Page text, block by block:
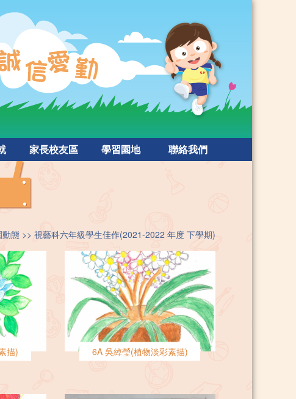
家長校友區 學習園地 聯絡我們
動態 視藝科六年級學生佳作(2021-2022 年度 下學期)
描) 6A 吳綽瑩(植物淡彩素描)